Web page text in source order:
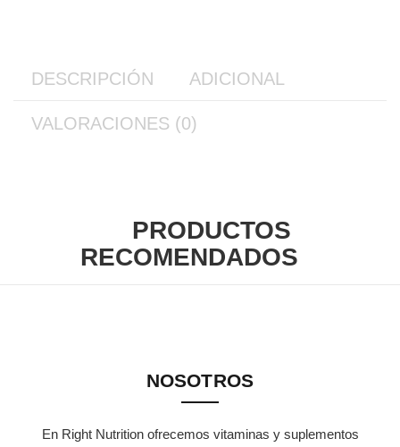
DESCRIPCIÓN ADICIONAL
VALORACIONES (0)
PRODUCTOS
RECOMENDADOS
NOSOTROS
En Right Nutrition ofrecemos vitaminas y suplementos